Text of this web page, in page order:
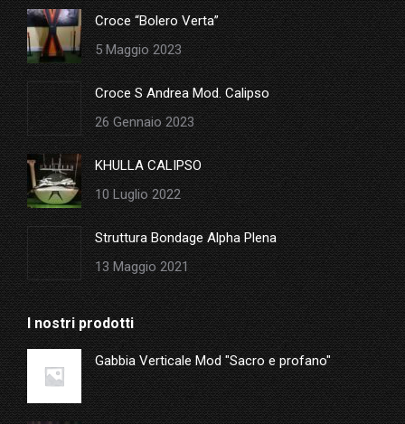
in
new
window
Croce “Bolero Verta”
5 Maggio 2023
Croce S Andrea Mod. Calipso
26 Gennaio 2023
KHULLA CALIPSO
10 Luglio 2022
Struttura Bondage Alpha Plena
13 Maggio 2021
I nostri prodotti
Gabbia Verticale Mod "Sacro e profano"